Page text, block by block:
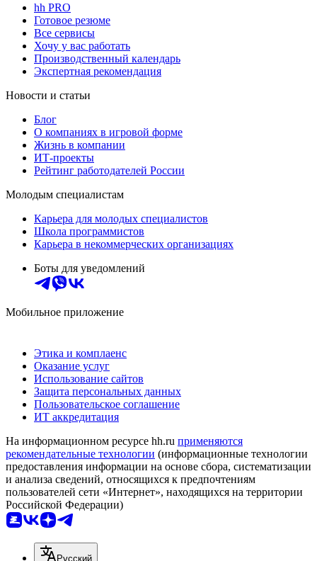
hh PRO
Готовое резюме
Все сервисы
Хочу у вас работать
Производственный календарь
Экспертная рекомендация
Новости и статьи
Блог
О компаниях в игровой форме
Жизнь в компании
ИТ-проекты
Рейтинг работодателей России
Молодым специалистам
Карьера для молодых специалистов
Школа программистов
Карьера в некоммерческих организациях
Боты для уведомлений
Мобильное приложение
Этика и комплаенс
Оказание услуг
Использование сайтов
Защита персональных данных
Пользовательское соглашение
ИТ аккредитация
На информационном ресурсе hh.ru применяются
рекомендательные технологии (информационные технологии
предоставления информации на основе сбора, систематизации
и анализа сведений, относящихся к предпочтениям
пользователей сети «Интернет», находящихся на территории
Российской Федерации)
Русский